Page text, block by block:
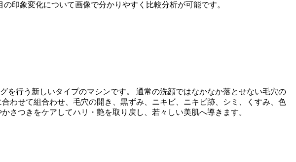
印象変化について画像で分かりやすく比較分析が可能です。
行う新しいタイプのマシンです。 通常の洗顔ではなかなか落とせない毛穴の
わせて組合わせ、毛穴の開き、黒ずみ、ニキビ、ニキビ跡、シミ、くすみ、色
さつきをケアしてハリ・艶を取り戻し、若々しい美肌へ導きます。